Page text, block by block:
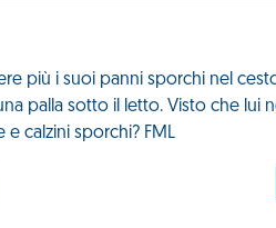
più i suoi panni sporchi nel
palla sotto il letto. Visto che lui
calzini sporchi? FML